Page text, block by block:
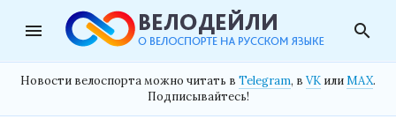
menu search
Новости велоспорта можно читать в Telegram, в VK илиMAX.
Подписывайтесь!